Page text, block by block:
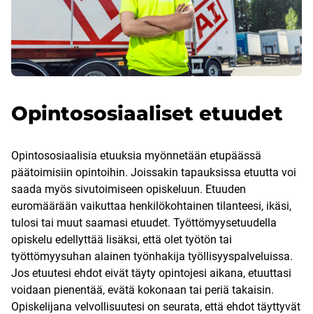
Opintososiaaliset etuudet
Opintososiaalisia etuuksia myönnetään etupäässä
päätoimisiin opintoihin. Joissakin tapauksissa etuutta voi
saada myös sivutoimiseen opiskeluun. Etuuden
euromäärään vaikuttaa henkilökohtainen tilanteesi, ikäsi,
tulosi tai muut saamasi etuudet. Työttömyysetuudella
opiskelu edellyttää lisäksi, että olet työtön tai
työttömyysuhan alainen työnhakija työllisyyspalveluissa.
Jos etuutesi ehdot eivät täyty opintojesi aikana, etuuttasi
voidaan pienentää, evätä kokonaan tai periä takaisin.
Opiskelijana velvollisuutesi on seurata, että ehdot täyttyvät